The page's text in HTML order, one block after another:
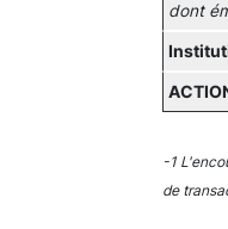
dont
-1
de